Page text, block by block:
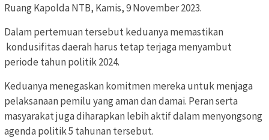
Ruang Kapolda NTB, Kamis, 9 November 2023.
Dalam pertemuan tersebut keduanya memastikan
kondusifitas daerah harus tetap terjaga menyambut
periode tahun politik 2024.
Keduanya menegaskan komitmen mereka untuk menjaga
pelaksanaan pemilu yang aman dan damai. Peran serta
masyarakat juga diharapkan lebih aktif dalam menyongsong
agenda politik 5 tahunan tersebut.